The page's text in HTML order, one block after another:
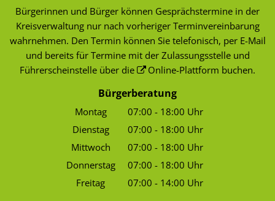
Bürgerinnen und Bürger können Gesprächstermine in der
Kreisverwaltung nur nach vorheriger Terminvereinbarung
wahrnehmen. Den Termin können Sie telefonisch, per E-Mail
und bereits für Termine mit der Zulassungsstelle und
Führerscheinstelle über die
Online-Plattform buchen.
Bürgerberatung
Montag 07:00 - 18:00 Uhr
Von 07:00 bis 18:00 Uhr
Dienstag 07:00 - 18:00 Uhr
Von 07:00 bis 18:00 Uhr
Mittwoch 07:00 - 18:00 Uhr
Von 07:00 bis 18:00 Uhr
Donnerstag 07:00 - 18:00 Uhr
Von 07:00 bis 18:00 Uhr
Freitag 07:00 - 14:00 Uhr